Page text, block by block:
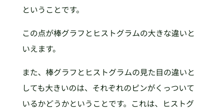
ということです。
この点が棒グラフとヒストグラムの大きな違いと
いえます。
また、棒グラフとヒストグラムの見た目の違いと
しても大きいのは、それぞれのピンがくっついて
いるかどうかということです。これは、ヒストグ